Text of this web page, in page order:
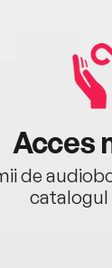
Acces
de